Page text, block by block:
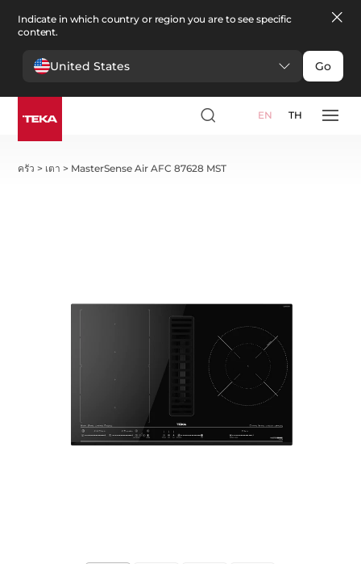
Indicate in which country or region you are to see specific
content.
United States Go
EN TH
ครัว > เตา > MasterSense Air AFC 87628 MST